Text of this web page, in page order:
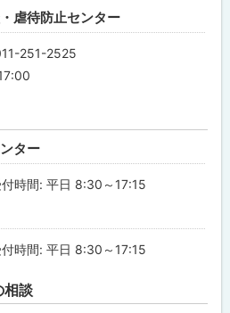
虐待防止センター
251-2525
ター
時間: 平日 8:30～17:15
時間: 平日 8:30～17:15
相談